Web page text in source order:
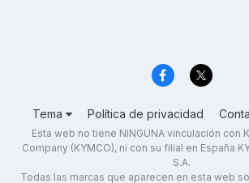
Tema Política de privacidad
Esta web no tiene NINGUNA vinculación con
Company (KYMCO), ni con su filial en España
S.A.
Todas las marcas que aparecen en esta web